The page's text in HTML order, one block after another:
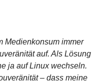
Medienkonsum immer
auf. Als Lösung
ja auf Linux wechseln.
– dass meine